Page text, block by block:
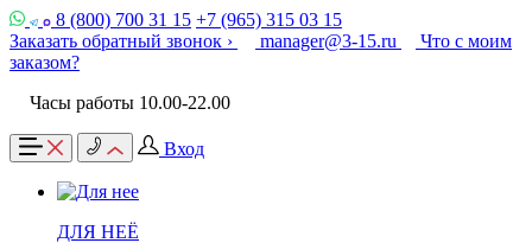
8 (800) 700 31 15 +7 (965) 315 03 15
Заказать обратный звонок ›
manager@3-15.ru
Что с моим
заказом?
Часы работы 10.00-22.00
Вход
ДЛЯ НЕЁ